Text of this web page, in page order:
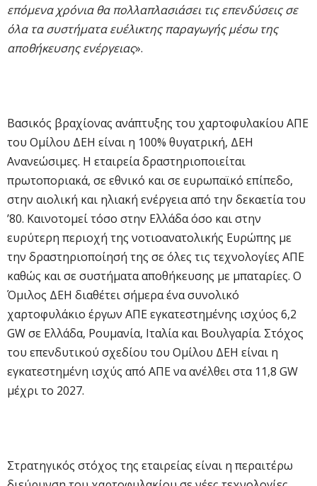
επόμενα χρόνια θα πολλαπλασιάσει τις επενδύσεις σε
όλα τα συστήματα ευέλικτης παραγωγής μέσω της
αποθήκευσης ενέργειας».
Βασικός βραχίονας ανάπτυξης του χαρτοφυλακίου ΑΠΕ
του Ομίλου ΔΕΗ είναι η 100% θυγατρική, ΔΕΗ
Ανανεώσιμες. Η εταιρεία δραστηριοποιείται
πρωτοποριακά, σε εθνικό και σε ευρωπαϊκό επίπεδο,
στην αιολική και ηλιακή ενέργεια από την δεκαετία του
’80. Καινοτομεί τόσο στην Ελλάδα όσο και στην
ευρύτερη περιοχή της νοτιοανατολικής Ευρώπης με
την δραστηριοποίησή της σε όλες τις τεχνολογίες ΑΠΕ
καθώς και σε συστήματα αποθήκευσης με μπαταρίες. O
Όμιλος ΔΕΗ διαθέτει σήμερα ένα συνολικό
χαρτοφυλάκιο έργων ΑΠΕ εγκατεστημένης ισχύος 6,2
GW σε Ελλάδα, Ρουμανία, Ιταλία και Βουλγαρία. Στόχος
του επενδυτικού σχεδίου του Ομίλου ΔΕΗ είναι η
εγκατεστημένη ισχύς από ΑΠΕ να ανέλθει στα 11,8 GW
μέχρι το 2027.
Στρατηγικός στόχος της εταιρείας είναι η περαιτέρω